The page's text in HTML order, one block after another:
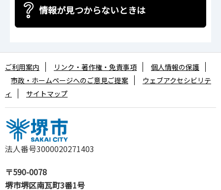
情報が見つからないときは
法人番号3000020271403
〒590-0078
堺市堺区南瓦町3番1号
ご利用案内 リンク・著作権・免責事項
個人情報の保護
市政・ホームページへのご意見ご提案
ウェブアクセシビリテ
ィ
サイトマップ